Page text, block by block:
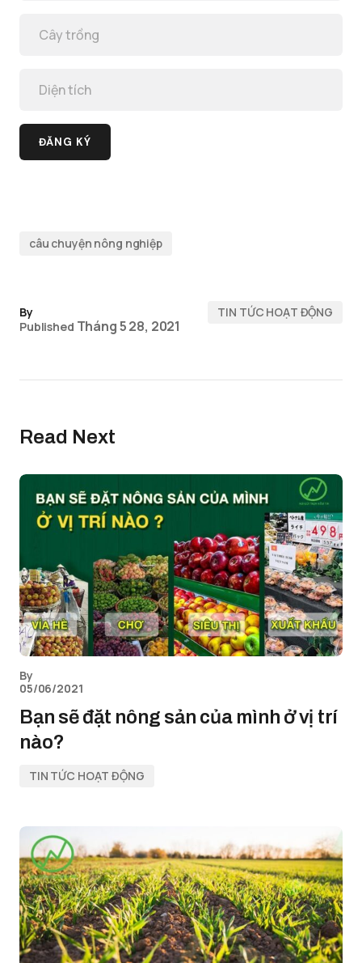
câu chuyện nông nghiệp
By
Published Tháng 5 28, 2021
TIN TỨC HOẠT ĐỘNG
Read Next
By
05/06/2021
Bạn sẽ đặt nông sản của mình ở vị trí
nào?
TIN TỨC HOẠT ĐỘNG